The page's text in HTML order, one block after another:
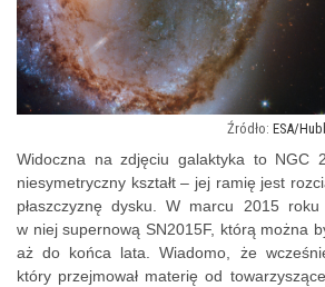
ESA/
Widoczna na zdjęciu galaktyka to NGC
niesymetryczny kształt – jej ramię jest
płaszczyznę dysku. W marcu 2015
w niej supernową SN2015F, którą można
aż do końca lata. Wiadomo, że
który przejmował materię od